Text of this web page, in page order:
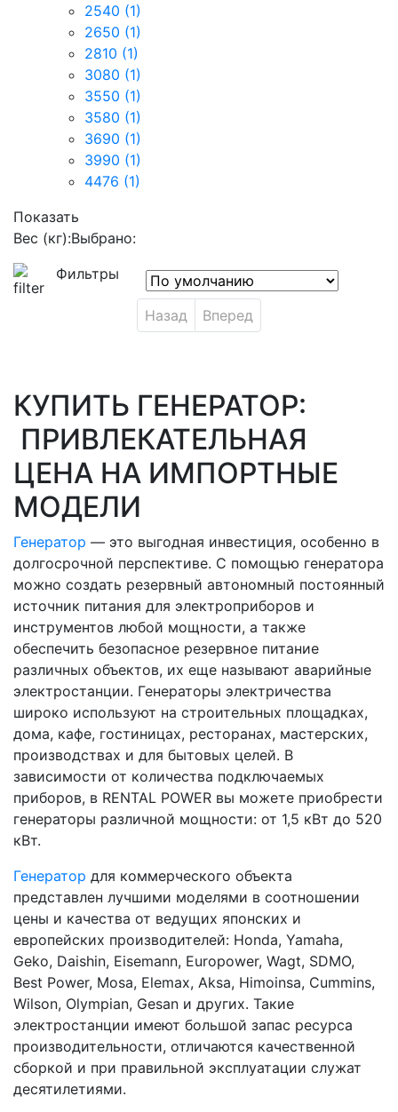
2540 (1)
2650 (1)
2810 (1)
3080 (1)
3550 (1)
3580 (1)
3690 (1)
3990 (1)
4476 (1)
Показать
Вес (кг):Выбрано:
Фильтры
Назад Вперед
КУПИТЬ ГЕНЕРАТОР:
ПРИВЛЕКАТЕЛЬНАЯ
ЦЕНА НА ИМПОРТНЫЕ
МОДЕЛИ
Генератор — это выгодная инвестиция, особенно в
долгосрочной перспективе. С помощью генератора
можно создать резервный автономный постоянный
источник питания для электроприборов и
инструментов любой мощности, а также
обеспечить безопасное резервное питание
различных объектов, их еще называют аварийные
электростанции. Генераторы электричества
широко используют на строительных площадках,
дома, кафе, гостиницах, ресторанах, мастерских,
производствах и для бытовых целей. В
зависимости от количества подключаемых
приборов, в RENTAL POWER вы можете приобрести
генераторы различной мощности: от 1,5 кВт до 520
кВт.
Генератор для коммерческого объекта
представлен лучшими моделями в соотношении
цены и качества от ведущих японских и
европейских производителей: Honda, Yamaha,
Geko, Daishin, Eisemann, Europower, Wagt, SDMO,
Best Power, Mosa, Elemax, Aksa, Himoinsa, Cummins,
Wilson, Olympian, Gesan и других. Такие
электростанции имеют большой запас ресурса
производительности, отличаются качественной
сборкой и при правильной эксплуатации служат
десятилетиями.